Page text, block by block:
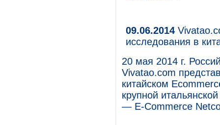
09.06.2014
исследования в
20 мая 2014 г.
Vivatao.com
китайском
крупной
— E-Commerce